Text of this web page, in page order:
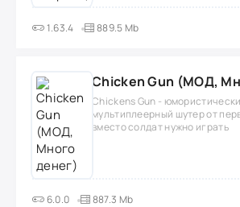
1.63.4 889.5 Mb
Chicken Gun (МОД,
Chickens Gun -
мультиплеерный шутер от
вместо солдат нужно играть
6.0.0 887.3 Mb